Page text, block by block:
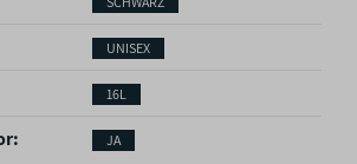
UNISEX
16L
JA